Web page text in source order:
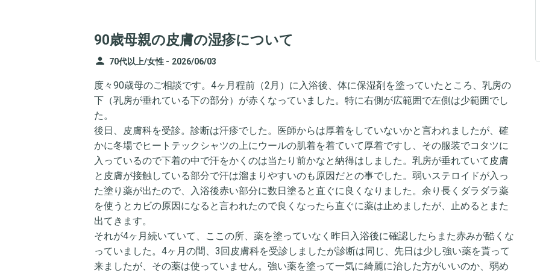
90歳母親の皮膚の湿疹について
person 70代以上/女性 - 2026/06/03
度々90歳母のご相談です。4ヶ月程前（2月）に入浴後、体に保湿剤を塗っていたところ、乳房の
下（乳房が垂れている下の部分）が赤くなっていました。特に右側が広範囲で左側は少範囲でし
た。
後日、皮膚科を受診。診断は汗疹でした。医師からは厚着をしていないかと言われましたが、確
かに冬場でヒートテックシャツの上にウールの肌着を着ていて厚着ですし、その服装でコタツに
入っているので下着の中で汗をかくのは当たり前かなと納得はしました。乳房が垂れていて皮膚
と皮膚が接触している部分で汗は溜まりやすいのも原因だとの事でした。弱いステロイドが入っ
た塗り薬が出たので、入浴後赤い部分に数日塗ると直ぐに良くなりました。余り長くダラダラ薬
を使うとカビの原因になると言われたので良くなったら直ぐに薬は止めましたが、止めるとまた
出てきます。
それが4ヶ月続いていて、ここの所、薬を塗っていなく昨日入浴後に確認したらまた赤みが酷くな
っていました。4ヶ月の間、3回皮膚科を受診しましたが診断は同じ、先日は少し強い薬を貰って
来ましたが、その薬は使っていません。強い薬を塗って一気に綺麗に治した方がいいのか、弱め